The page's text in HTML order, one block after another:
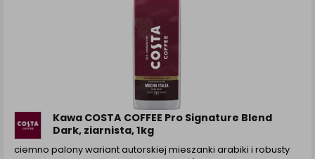
Kawa COSTA COFFEE Pro Signature Blend
Dark, ziarnista, 1kg
ciemno palony wariant autorskiej mieszanki arabiki i robusty